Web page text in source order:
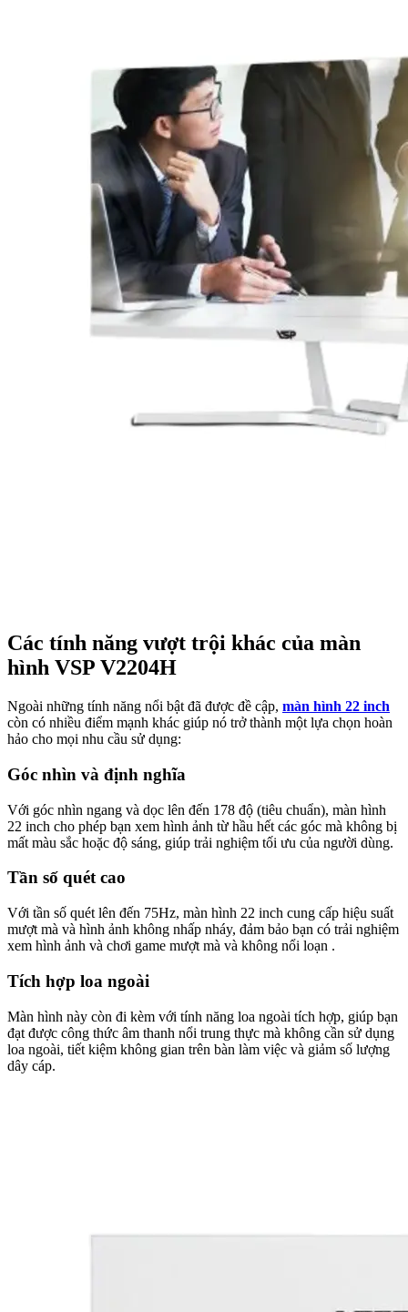
Các tính năng vượt trội khác của màn
hình VSP V2204H
Ngoài những tính năng nổi bật đã được đề cập, màn hình 22 inch
còn có nhiều điểm mạnh khác giúp nó trở thành một lựa chọn hoàn
hảo cho mọi nhu cầu sử dụng:
Góc nhìn và định nghĩa
Với góc nhìn ngang và dọc lên đến 178 độ (tiêu chuẩn), màn hình
22 inch cho phép bạn xem hình ảnh từ hầu hết các góc mà không bị
mất màu sắc hoặc độ sáng, giúp trải nghiệm tối ưu của người dùng.
Tần số quét cao
Với tần số quét lên đến 75Hz, màn hình 22 inch cung cấp hiệu suất
mượt mà và hình ảnh không nhấp nháy, đảm bảo bạn có trải nghiệm
xem hình ảnh và chơi game mượt mà và không nổi loạn .
Tích hợp loa ngoài
Màn hình này còn đi kèm với tính năng loa ngoài tích hợp, giúp bạn
đạt được công thức âm thanh nổi trung thực mà không cần sử dụng
loa ngoài, tiết kiệm không gian trên bàn làm việc và giảm số lượng
dây cáp.